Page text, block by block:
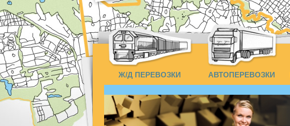
Ж/Д ПЕРЕВОЗКИ АВТОПЕРЕВОЗКИ